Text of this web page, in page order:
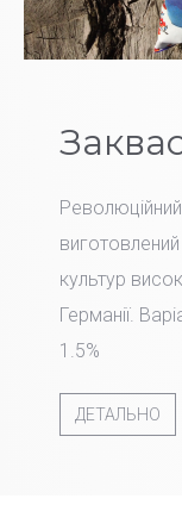
культур
Германії.
1.5%
ДЕТАЛЬНО